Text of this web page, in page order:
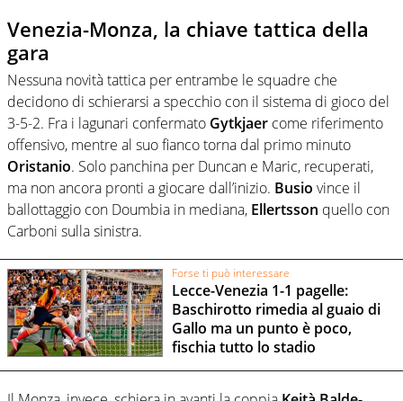
Venezia-Monza, la chiave tattica della
gara
Nessuna novità tattica per entrambe le squadre che
decidono di schierarsi a specchio con il sistema di gioco del
3-5-2. Fra i lagunari confermato Gytkjaer come riferimento
offensivo, mentre al suo fianco torna dal primo minuto
Oristanio. Solo panchina per Duncan e Maric, recuperati,
ma non ancora pronti a giocare dall’inizio. Busio vince il
ballottaggio con Doumbia in mediana, Ellertsson quello con
Carboni sulla sinistra.
Forse ti può interessare
Lecce-Venezia 1-1 pagelle:
Baschirotto rimedia al guaio di
Gallo ma un punto è poco,
fischia tutto lo stadio